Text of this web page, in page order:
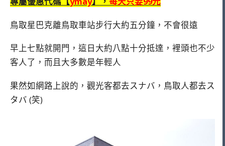
鳥取星巴克離鳥取車站步行大約五分鐘，不會很遠
早上七點就開門，這日大約八點十分抵達，裡頭也不少
客人了，而且大多數是年輕人
果然如網路上說的，觀光客都去スナバ，鳥取人都去ス
タバ (笑)